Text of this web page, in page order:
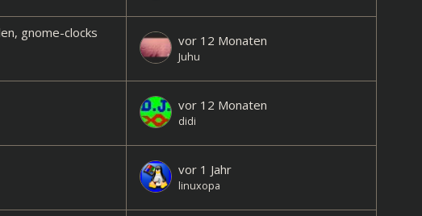
gnome-clocks vor 12 Monaten
Juhu
vor 12 Monaten
didi
vor 1 Jahr
linuxopa